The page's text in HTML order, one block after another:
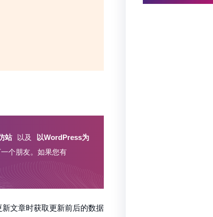
站 以及
以WordPress为
个朋友。如果您有
新文章时获取更新前后的数据